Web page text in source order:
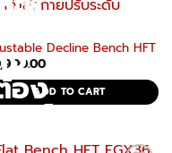
าท้อง แข็งแรง ใช้งานได้จริง
Decline Bench HFT
ADD TO CART